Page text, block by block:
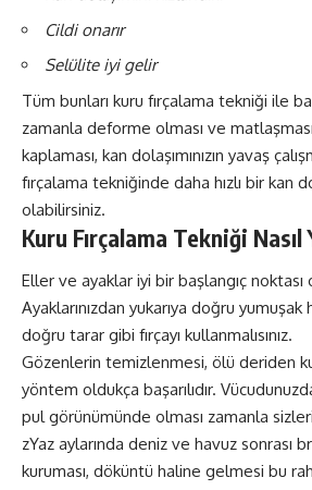
Cildi onarır
Selülite iyi gelir
Tüm bunları kuru fırçalama tekniği ile
zamanla deforme olması ve
kaplaması, kan dolaşımınızın yavaş
fırçalama tekniğinde daha hızlı bir kan
olabilirsiniz.
Kuru Fırçalama Tekniği Nasıl
Eller ve ayaklar iyi bir başlangıç noktası
Ayaklarınızdan yukarıya doğru
doğru tarar gibi fırçayı kullanmalısınız.
Gözenlerin temizlenmesi, ölü deriden
yöntem oldukça başarılıdır.
pul görünümünde olması zamanla
zYaz aylarında deniz ve havuz sonrası
kuruması, döküntü haline gelmesi bu